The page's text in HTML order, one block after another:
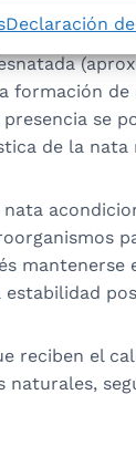
Declaración
y otros
de
se
de la nata
estabilidad
reciben el